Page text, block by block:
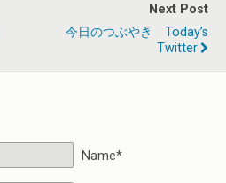
Next Post
今日のつぶやき Today’s
Twitter
Name*